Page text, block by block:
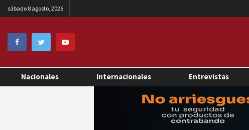
sábado 8 agosto, 2026
Nacionales Internacionales Entrevistas